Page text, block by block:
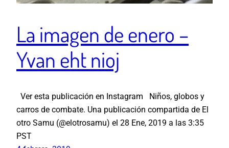
La imagen de enero –
Yvan eht nioj
Ver esta publicación en Instagram Niños, globos y
carros de combate. Una publicación compartida de El
otro Samu (@elotrosamu) el 28 Ene, 2019 a las 3:35
PST